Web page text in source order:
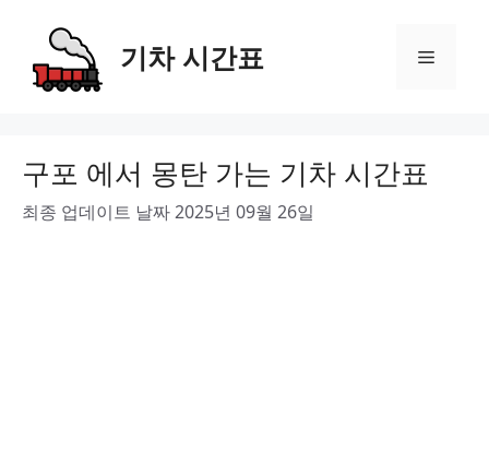
content
기차 시간표 Menu
구포 에서 몽탄 가는 기차 시간표
최종 업데이트 날짜 2025년 09월 26일